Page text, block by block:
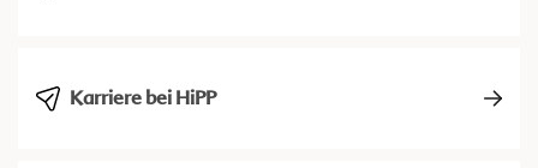
Karriere bei HiPP